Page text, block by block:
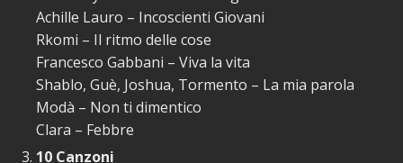
Achille Lauro – Incoscienti Giovani
Rkomi – Il ritmo delle cose
Francesco Gabbani – Viva la vita
Shablo, Guè, Joshua, Tormento – La mia parola
Modà – Non ti dimentico
Clara – Febbre
10 Canzoni